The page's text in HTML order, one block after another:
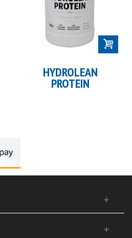
HYDROLEAN
PROTEIN